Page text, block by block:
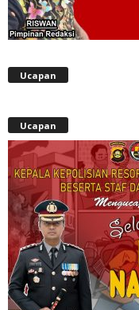
Ucapan
Ucapan